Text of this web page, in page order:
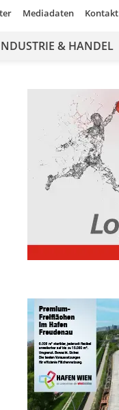
Mediadaten Kontakt
& HANDEL